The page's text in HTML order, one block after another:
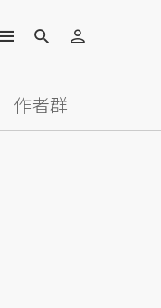
作者群